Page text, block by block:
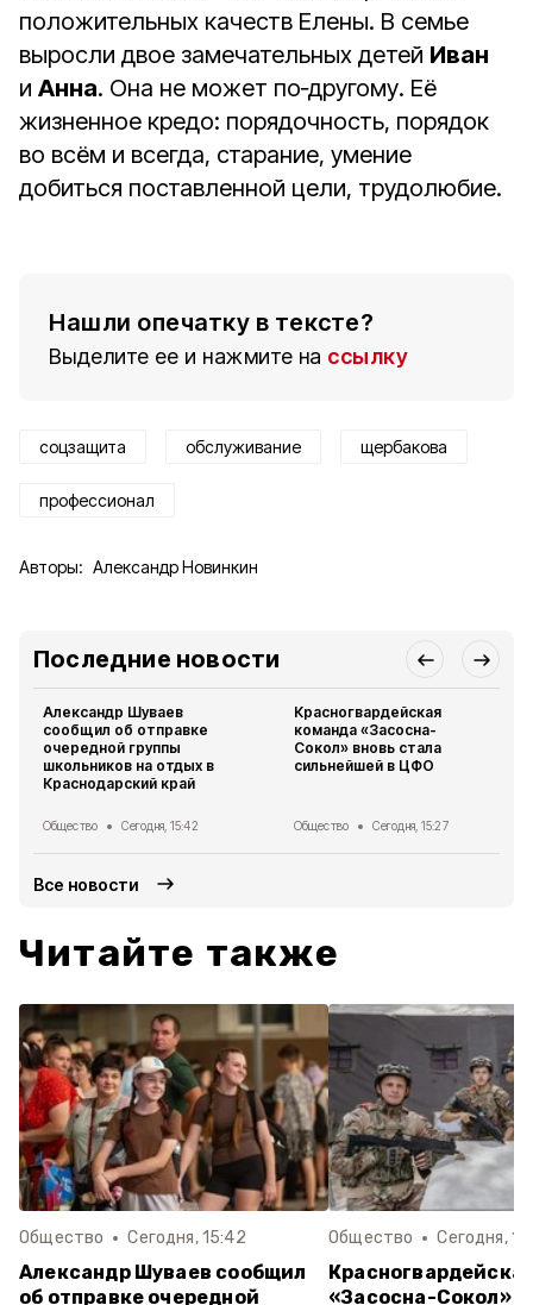
положительных качеств Елены. В семье
выросли двое замечательных детей Иван
и Анна. Она не может по‑другому. Её
жизненное кредо: порядочность, порядок
во всём и всегда, старание, умение
добиться поставленной цели, трудолюбие.
Нашли опечатку в тексте?
Выделите ее и нажмите на ссылку
соцзащита обслуживание щербакова
профессионал
Авторы: Александр Новинкин
Последние новости
Александр Шуваев
сообщил об отправке
очередной группы
школьников на отдых в
Краснодарский край
Общество Сегодня, 15:42
Красногвардейская
команда «Засосна-
Сокол» вновь стала
сильнейшей в ЦФО
Общество Сегодня, 15:27
Все новости
Читайте также
Общество Сегодня, 15:42
Александр Шуваев сообщил
об отправке очередной
Общество Сегодня,
«Засосна-Сокол»